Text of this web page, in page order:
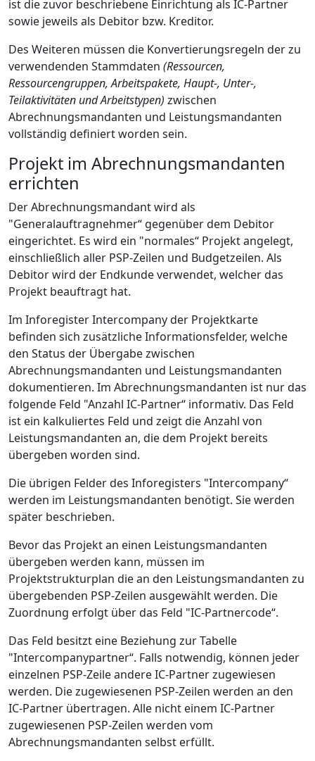
ist die zuvor beschriebene Einrichtung als IC-Partner
sowie jeweils als Debitor bzw. Kreditor.
Des Weiteren müssen die Konvertierungsregeln der zu
verwendenden Stammdaten (Ressourcen,
Ressourcengruppen, Arbeitspakete, Haupt-, Unter-,
Teilaktivitäten und Arbeitstypen) zwischen
Abrechnungsmandanten und Leistungsmandanten
vollständig definiert worden sein.
Projekt im Abrechnungsmandanten
errichten
Der Abrechnungsmandant wird als
"Generalauftragnehmer“ gegenüber dem Debitor
eingerichtet. Es wird ein "normales“ Projekt angelegt,
einschließlich aller PSP-Zeilen und Budgetzeilen. Als
Debitor wird der Endkunde verwendet, welcher das
Projekt beauftragt hat.
Im Inforegister Intercompany der Projektkarte
befinden sich zusätzliche Informationsfelder, welche
den Status der Übergabe zwischen
Abrechnungsmandanten und Leistungsmandanten
dokumentieren. Im Abrechnungsmandanten ist nur das
folgende Feld "Anzahl IC-Partner“ informativ. Das Feld
ist ein kalkuliertes Feld und zeigt die Anzahl von
Leistungsmandanten an, die dem Projekt bereits
übergeben worden sind.
Die übrigen Felder des Inforegisters "Intercompany“
werden im Leistungsmandanten benötigt. Sie werden
später beschrieben.
Bevor das Projekt an einen Leistungsmandanten
übergeben werden kann, müssen im
Projektstrukturplan die an den Leistungsmandanten zu
übergebenden PSP-Zeilen ausgewählt werden. Die
Zuordnung erfolgt über das Feld "IC-Partnercode“.
Das Feld besitzt eine Beziehung zur Tabelle
"Intercompanypartner“. Falls notwendig, können jeder
einzelnen PSP-Zeile andere IC-Partner zugewiesen
werden. Die zugewiesenen PSP-Zeilen werden an den
IC-Partner übertragen. Alle nicht einem IC-Partner
zugewiesenen PSP-Zeilen werden vom
Abrechnungsmandanten selbst erfüllt.